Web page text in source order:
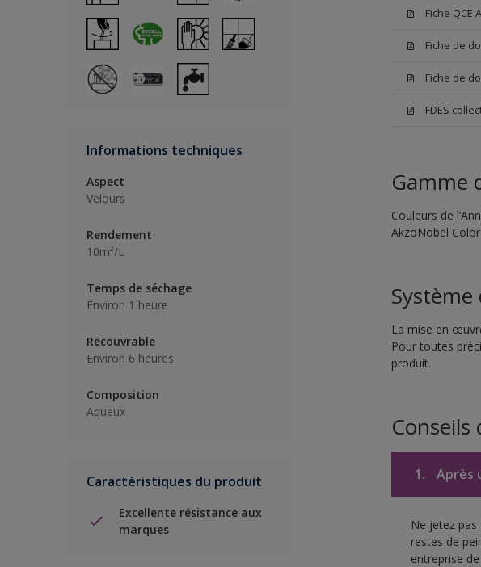
Informations techniques
Aspect
Velours
Rendement
10m²/L
Temps de séchage
Environ 1 heure
Recouvrable
Environ 6 heures
Composition
Aqueux
Caractéristiques du produit
Excellente résistance aux
marques
Fiche QCE
Fiche de
Fiche de
FDES
Gamme
Couleurs de
AkzoNobel
La mise en
Pour toutes
produit.
Conseils
1. Après
Ne jetez
restes de
entreprise